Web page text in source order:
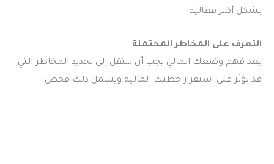
بشكل أكثر فعالية.
التعرف على المخاطر المحتملة
بعد فهم وضعك المالي يجب أن تنتقل إلى تحديد المخاطر التي
قد تؤثر على استقرار خطتك المالية ويشمل ذلك فحص